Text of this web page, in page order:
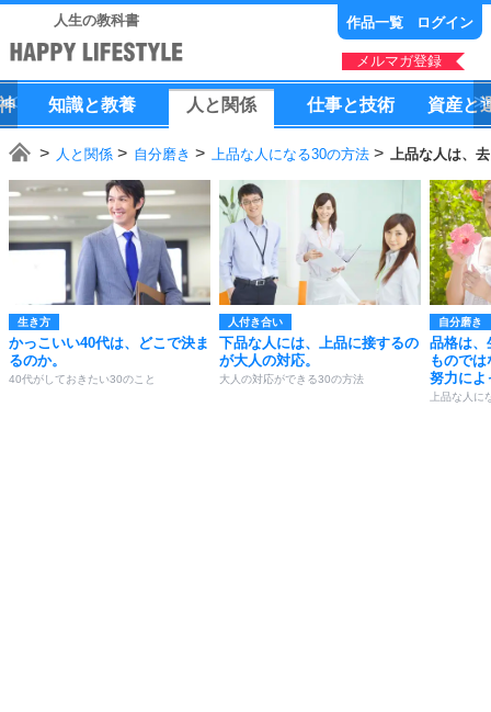
人生の教科書 作品一覧 ログイン
メルマガ登録
知識と教養 人 と 関係 仕事と技術 資産と
人と関係 自分磨き 上品な人になる30の方法 上品な人は、
生き方
かっこいい40代は、どこで決ま
るのか。
40代がしておきたい30のこと
人付き合い
下品な人には、上品に接するの
が大人の対応。
大人の対応ができる30の方法
自分磨き
品格は、
ものでは
努力によ
上品な人に